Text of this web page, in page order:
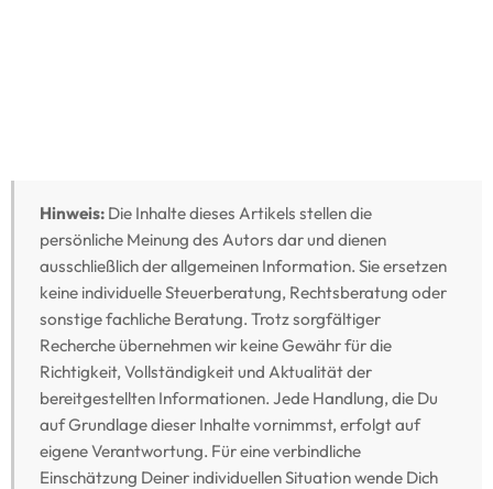
Hinweis:Die Inhalte dieses Artikels stellen die
persönliche Meinung des Autors dar und dienen
ausschließlich der allgemeinen Information. Sie ersetzen
keine individuelle Steuerberatung, Rechtsberatung oder
sonstige fachliche Beratung. Trotz sorgfältiger
Recherche übernehmen wir keine Gewähr für die
Richtigkeit, Vollständigkeit und Aktualität der
bereitgestellten Informationen. Jede Handlung, die Du
auf Grundlage dieser Inhalte vornimmst, erfolgt auf
eigene Verantwortung. Für eine verbindliche
Einschätzung Deiner individuellen Situation wende Dich